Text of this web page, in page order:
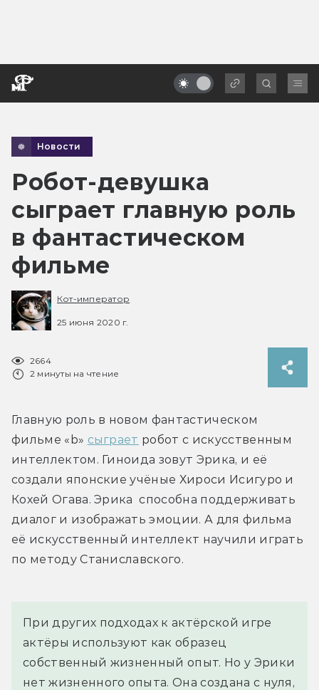
Новости
Робот-девушка
сыграет главную роль
в фантастическом
фильме
Кот-император
25 июня 2020 г.
2664
2 минуты на чтение
Главную роль в новом фантастическом
фильме «b» сыграет робот с искусственным
интеллектом. Гиноида зовут Эрика, и её
создали японские учёные Хироси Исигуро и
Кохей Огава. Эрика  способна поддерживать
диалог и изображать эмоции. А для фильма
её искусственный интеллект научили играть
по методу Станиславского.
При других подходах к актёрской игре
актёры используют как образец
собственный жизненный опыт. Но у Эрики
нет жизненного опыта. Она создана с нуля,